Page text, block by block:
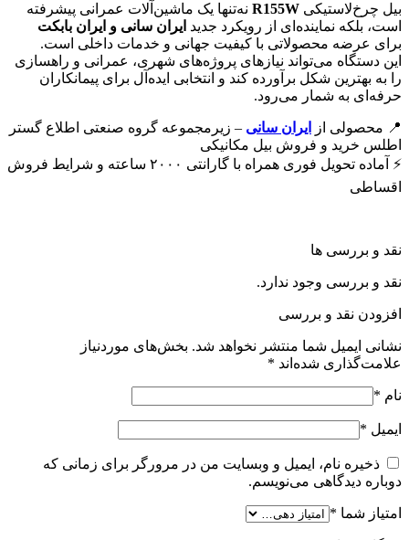
بیل چرخ‌لاستیکی R155W نه‌تنها یک ماشین‌آلات عمرانی پیشرفته
است، بلکه نماینده‌ای از رویکرد جدید ایران سانی و ایران بابکت
برای عرضه محصولاتی با کیفیت جهانی و خدمات داخلی است.
این دستگاه می‌تواند نیازهای پروژه‌های شهری، عمرانی و راهسازی
را به بهترین شکل برآورده کند و انتخابی ایده‌آل برای پیمانکاران
حرفه‌ای به شمار می‌رود.
📍 محصولی از ایران سانی – زیرمجموعه گروه صنعتی اطلاع گستر
اطلس خرید و فروش بیل مکانیکی
⚡ آماده تحویل فوری همراه با گارانتی ۲۰۰۰ ساعته و شرایط فروش
اقساطی
نقد و بررسی ها
نقد و بررسی وجود ندارد.
افزودن نقد و بررسی
نشانی ایمیل شما منتشر نخواهد شد. بخش‌های موردنیاز
علامت‌گذاری شده‌اند *
نام *
ایمیل *
ذخیره نام، ایمیل و وبسایت من در مرورگر برای زمانی که
دوباره دیدگاهی می‌نویسم.
امتیاز شما *